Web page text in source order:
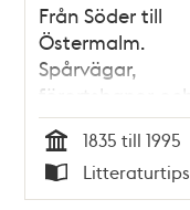
Från Söder till
Östermalm.
Spårvägar,
förortsbanor och
trådbussar i
Stockholm / Nils
Carl Aspenberg
Tid
1835 till 1995
Typ
Litteraturtips